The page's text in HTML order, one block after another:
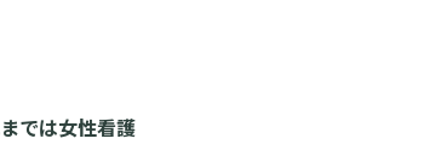
では女性看護